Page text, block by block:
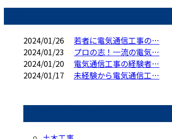
2024/01/26
若者に電気通信工事の…
2024/01/23
プロの志！一流の電気…
2024/01/20
電気通信工事の経験者…
2024/01/17
未経験から電気通信工…